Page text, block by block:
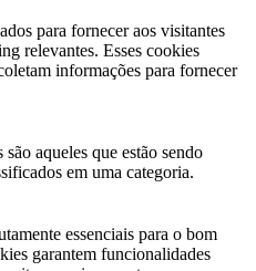
​​para fornecer aos visitantes
relevantes. Esses cookies
informações para fornecer
aqueles que estão sendo
em uma categoria.
essenciais para o bom
garantem funcionalidades